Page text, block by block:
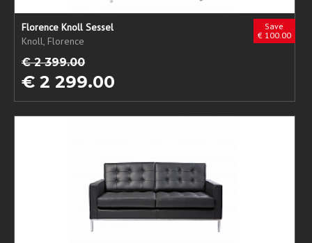
Save
€ 100.00
Florence Knoll Sessel
Knoll, Florence
€ 2 399.00
€ 2 299.00